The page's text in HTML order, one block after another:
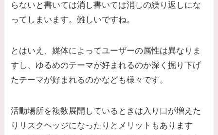
らないと書いては消し書いては消しの繰り返しにな
ってしまいます。難しいですね。
とはいえ、媒体によってユーザーの属性は異なりま
すし、ゆるめのテーマが好まれるのか深く掘り下げ
たテーマが好まれるのかなども様々です。
活動場所を複数展開しているときは入り口が増えた
りリスクヘッジになったりとメリットもあります